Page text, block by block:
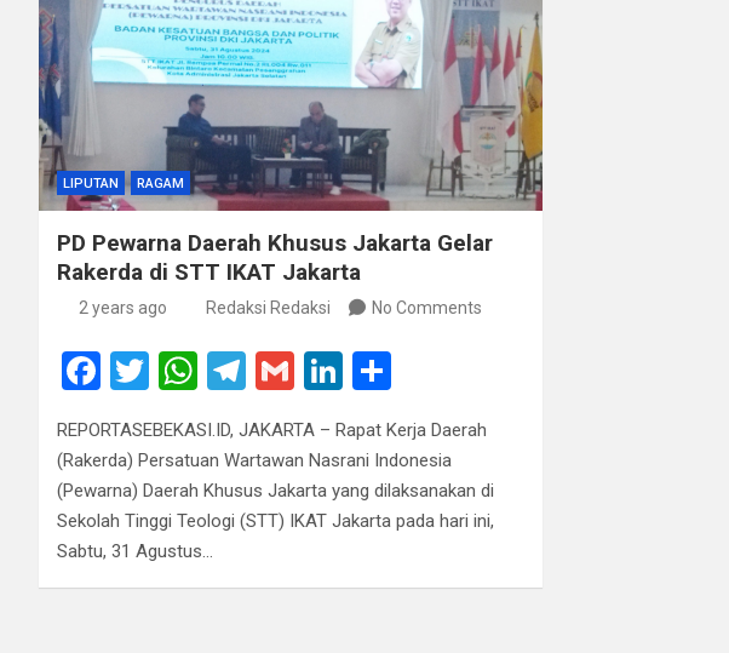
LIPUTAN RAGAM
PD Pewarna Daerah Khusus Jakarta Gelar
Rakerda di STT IKAT Jakarta
2 years ago Redaksi Redaksi No Comments
F
ce
b
o
o
k
T
tt
er
W
at
s
A
p
p
T
e
gr
a
G
ail
Li
ke
dI
n
ar
e
REPORTASEBEKASI.ID, JAKARTA – Rapat Kerja Daerah
(Rakerda) Persatuan Wartawan Nasrani Indonesia
(Pewarna) Daerah Khusus Jakarta yang dilaksanakan di
Sekolah Tinggi Teologi (STT) IKAT Jakarta pada hari ini,
Sabtu, 31 Agustus…